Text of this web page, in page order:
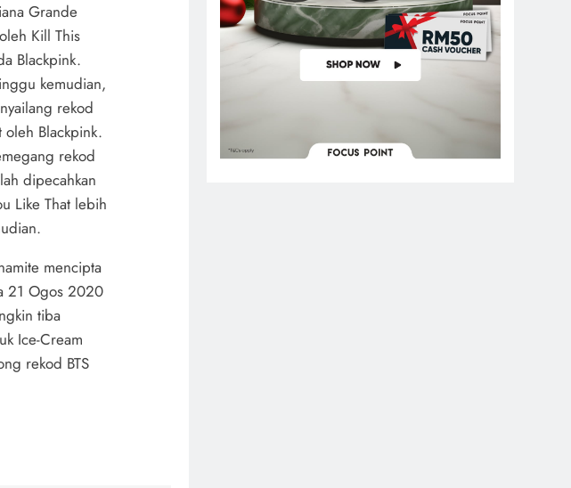
Grande
Kill This
Blackpink.
kemudian,
rekod
oleh Blackpink.
rekod
dipecahkan
Like That lebih
mencipta
21 Ogos 2020
tiba
Ice-Cream
rekod BTS